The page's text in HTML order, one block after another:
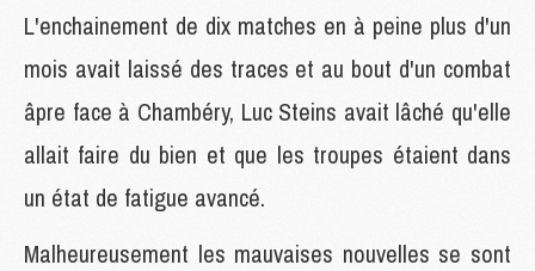
L'enchainement de dix matches en à peine plus d'un
mois avait laissé des traces et au bout d'un combat
âpre face à Chambéry, Luc Steins avait lâché qu'elle
allait faire du bien et que les troupes étaient dans
un état de fatigue avancé.
Malheureusement les mauvaises nouvelles se sont